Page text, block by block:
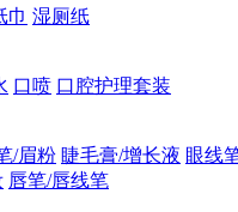
巾 湿厕纸
口喷 口腔护理套装
/眉粉 睫毛膏/增长液 眼线
唇笔/唇线笔